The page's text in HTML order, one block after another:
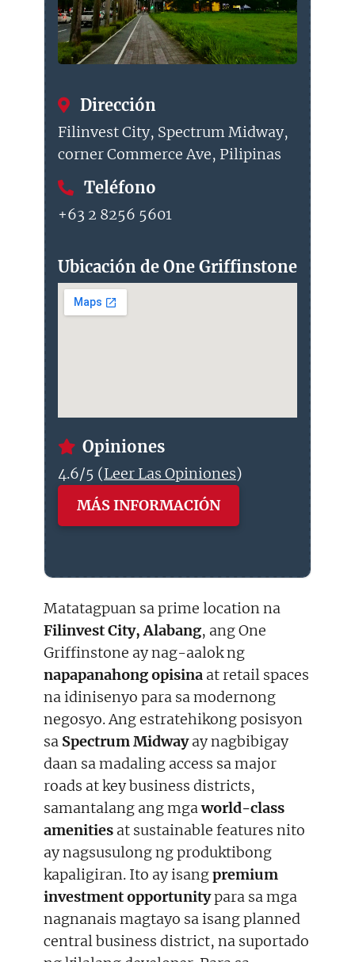
Dirección
Filinvest City, Spectrum Midway,
corner Commerce Ave, Pilipinas
Teléfono
+63 2 8256 5601
Ubicación de One Griffinstone
Opiniones
4.6/5 (Leer Las Opiniones)
MÁS INFORMACIÓN
Matatagpuan sa prime location na
Filinvest City, Alabang, ang One
Griffinstone ay nag-aalok ng
napapanahong opisina at retail spaces
na idinisenyo para sa modernong
negosyo. Ang estratehikong posisyon
sa Spectrum Midwayay nagbibigay
daan sa madaling access sa major
roads at key business districts,
samantalang ang mgaworld-class
amenities at sustainable features nito
ay nagsusulong ng produktibong
kapaligiran. Ito ay isangpremium
investment opportunitypara sa mga
nagnanais magtayo sa isang planned
central business district, na suportado